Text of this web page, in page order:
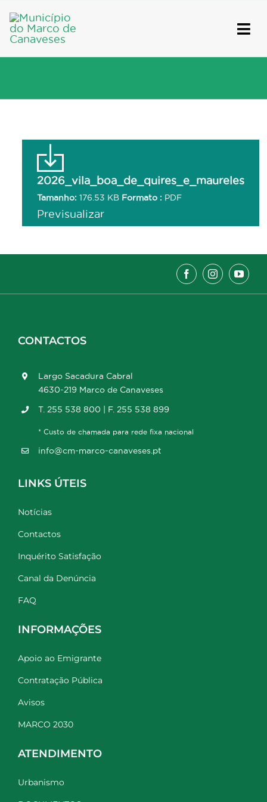
to
content
2026_vila_boa_de_quires_e_maureles
Tamanho: 176.53 KB Formato : PDF
Previsualizar
CONTACTOS
Largo Sacadura Cabral
4630-219 Marco de Canaveses
T. 255 538 800 | F. 255 538 899
* Custo de chamada para rede fixa nacional
info@cm-marco-canaveses.pt
LINKS ÚTEIS
Notícias
Contactos
Inquérito Satisfação
Canal da Denúncia
FAQ
INFORMAÇÕES
Apoio ao Emigrante
Contratação Pública
Avisos
MARCO 2030
ATENDIMENTO
Urbanismo